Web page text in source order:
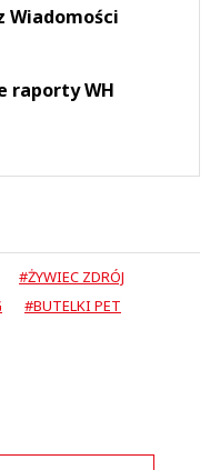
Wiadomości
raporty WH
#ŻYWIEC ZDRÓJ
#BUTELKI PET